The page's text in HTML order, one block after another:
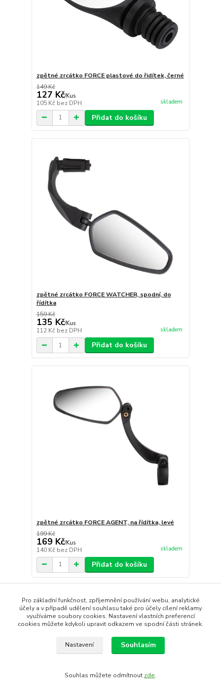
zpětné zrcátko FORCE plastové do řidítek, černé
149 Kč
127 Kč/Kus
105 Kč bez DPH skladem
Přidat do košíku
zpětné zrcátko FORCE WATCHER, spodní, do
řídítka
159 Kč
135 Kč/Kus
112 Kč bez DPH skladem
Přidat do košíku
zpětné zrcátko FORCE AGENT, na řídítka, levé
199 Kč
169 Kč/Kus
140 Kč bez DPH skladem
Přidat do košíku
strana
Pro základní funkčnost, zpříjemnění používání webu, analytické
účely a v případě udělení souhlasu také pro účely cílení reklamy
využíváme soubory cookies. Nastavení vlastních preferencí
cookies můžete kdykoli upravit odkazem ve spodní části stránek.
Nastavení Souhlasím
Souhlas můžete odmítnout zde.